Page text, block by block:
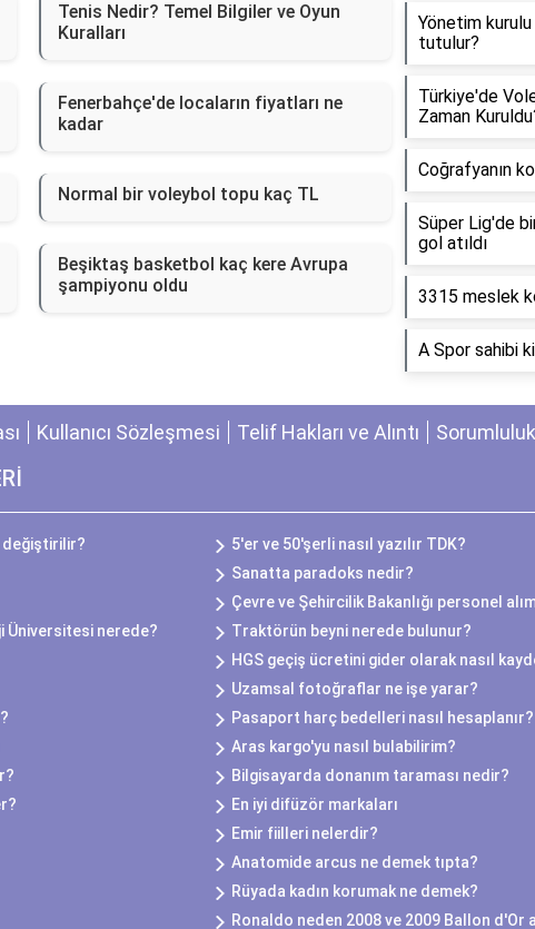
Tenis Nedir? Temel Bilgiler ve Oyun
Kuralları
Fenerbahçe'de locaların fiyatları ne
kadar
Normal bir voleybol topu kaç TL
Beşiktaş basketbol kaç kere Avrupa
şampiyonu oldu
Yönetim
tutulur?
Türkiye'de
Zaman
Coğrafyanın
Süper Lig'de
gol atıldı
3315 meslek
A Spor sahibi
Kullanıcı Sözleşmesi Telif Hakları ve Alıntı
değiştirilir?
5'er ve 50'şerli nasıl yazılır TDK?
Sanatta paradoks nedir?
Çevre ve Şehircilik Bakanlığı personel
Üniversitesi nerede?
Traktörün beyni nerede bulunur?
HGS geçiş ücretini gider olarak nasıl
Uzamsal fotoğraflar ne işe yarar?
Pasaport harç bedelleri nasıl hesaplanır?
Aras kargo'yu nasıl bulabilirim?
Bilgisayarda donanım taraması nedir?
En iyi difüzör markaları
Emir fiilleri nelerdir?
Anatomide arcus ne demek tıpta?
Rüyada kadın korumak ne demek?
Ronaldo neden 2008 ve 2009 Ballon d'Or